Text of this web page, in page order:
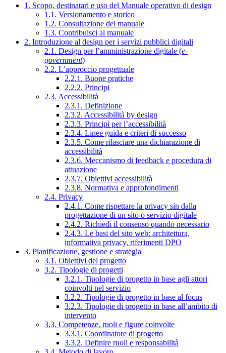
1. Scopo, destinatari e uso del Manuale operativo di design
1.1. Versionamento e storico
1.2. Consultazione del manuale
1.3. Contribuisci al manuale
2. Introduzione al design per i servizi pubblici digitali
2.1. Design per l’amministrazione digitale (e-
government)
2.2. L’approccio progettuale
2.2.1. Buone pratiche
2.2.2. Principi
2.3. Accessibilità
2.3.1. Definizione
2.3.2. Accessibilità by design
2.3.3. Principi per l’accessibilità
2.3.4. Linee guida e criteri di successo
2.3.5. Come rilasciare una dichiarazione di
accessibilità
2.3.6. Meccanismo di feedback e procedura di
attuazione
2.3.7. Obiettivi accessibilità
2.3.8. Normativa e approfondimenti
2.4. Privacy
2.4.1. Come rispettare la privacy sin dalla
progettazione di un sito o servizio digitale
2.4.2. Richiedi il consenso quando necessario
2.4.3. Le basi del sito web: architettura,
informativa privacy, riferimenti DPO
3. Pianificazione, gestione e strategia
3.1. Obiettivi del progetto
3.2. Tipologie di progetti
3.2.1. Tipologie di progetto in base agli attori
coinvolti nel servizio
3.2.2. Tipologie di progetto in base al focus
3.2.3. Tipologie di progetto in base all’ambito di
intervento
3.3. Competenze, ruoli e figure coinvolte
3.3.1. Coordinatore di progetto
3.3.2. Definire ruoli e responsabilità